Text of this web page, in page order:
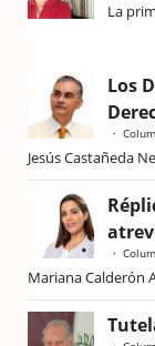
La
Los
Jesús Castañeda
Mariana Calderón